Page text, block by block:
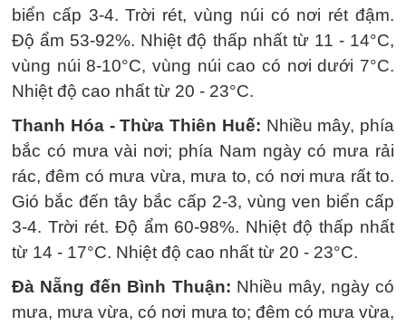
biển cấp 3-4. Trời rét, vùng núi có nơi rét đậm.
Độ ẩm 53-92%. Nhiệt độ thấp nhất từ 11 - 14°C,
vùng núi 8-10°C, vùng núi cao có nơi dưới 7°C.
Nhiệt độ cao nhất từ 20 - 23°C.
Thanh Hóa - Thừa Thiên Huế: Nhiều mây, phía
bắc có mưa vài nơi; phía Nam ngày có mưa rải
rác, đêm có mưa vừa, mưa to, có nơi mưa rất to.
Gió bắc đến tây bắc cấp 2-3, vùng ven biển cấp
3-4. Trời rét. Độ ẩm 60-98%. Nhiệt độ thấp nhất
từ 14 - 17°C. Nhiệt độ cao nhất từ 20 - 23°C.
Đà Nẵng đến Bình Thuận: Nhiều mây, ngày có
mưa, mưa vừa, có nơi mưa to; đêm có mưa vừa,